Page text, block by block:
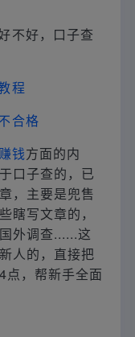
不好，口子查
程
合格
钱方面的内
口子查的，已
，主要是兜售
瞎写文章的，
外调查......这
人的，直接把
点，帮新手全面